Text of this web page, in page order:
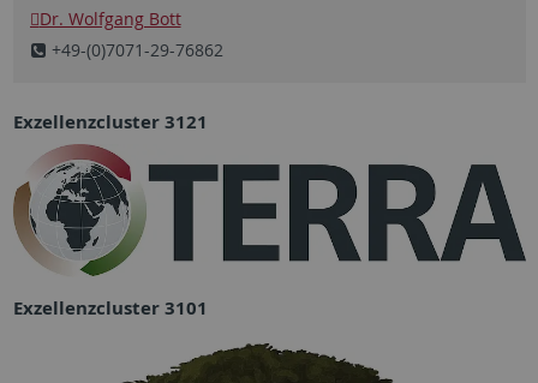
Dr. Wolfgang Bott
+49-(0)7071-29-76862
Exzellenzcluster 3121
Exzellenzcluster 3101